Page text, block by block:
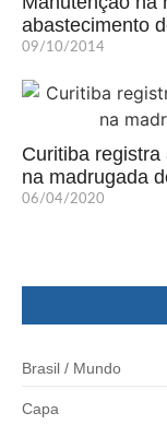
abastecimento
09/10/2014
Curitiba
na madrugada
06/04/2020
Brasil / Mundo
Capa